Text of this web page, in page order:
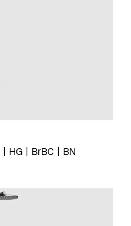
HG BrBC BN